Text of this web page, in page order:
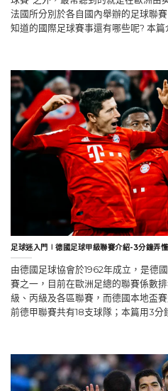
球賽"之外，最常聽到的就是在歐洲由
法國所分別於各自國內舉辦的足球聯
知道的國際足球賽事還有哪些呢? 本篇
由德國足球協會於1962年成立，是德
賽之一，目前在歐洲足總的聯賽係數
級、丙級及各區聯賽，而德國本地盃
前德甲聯賽共有18支球隊；本篇用3分